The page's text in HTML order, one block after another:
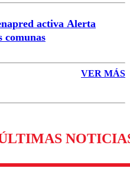
activa Alerta
comunas
VER MÁS